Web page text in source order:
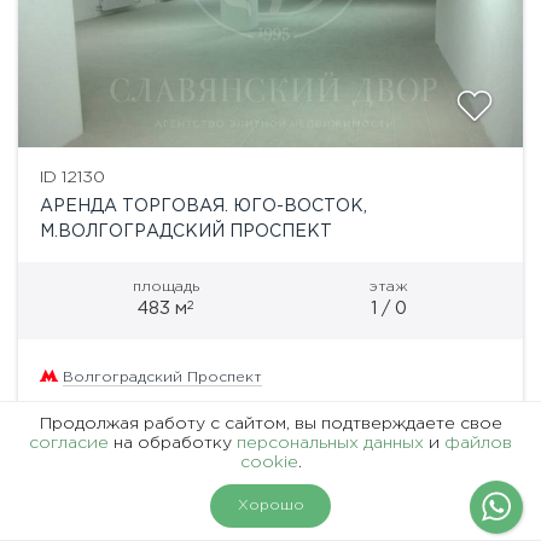
На карте
ID 12130
АРЕНДА ТОРГОВАЯ. ЮГО-ВОСТОК,
М.ВОЛГОГРАДСКИЙ ПРОСПЕКТ
площадь
483 м2
этаж
1 / 0
Волгоградский Проспект
Аренда торгового помещения Предлагается в
аренду помещение свободного назначения общей
пл. 483 кв.м. Высота потолков 3,5 м. Интенсивный
пешеходный и автомобильный трафик. витринное
Продолжая работу с сайтом, вы подтверждаете свое
согласие на обработку персональных данных и файлов
cookie.
Хорошо